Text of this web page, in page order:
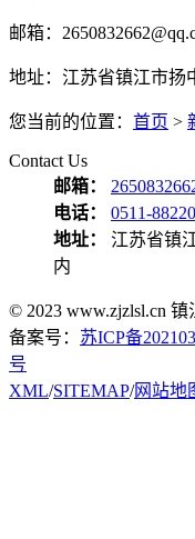
邮箱：
地址：江苏省镇江市扬
您当前的位置： 首页 >
Contact Us
邮箱：
电话：
0511-
地址：
江苏省镇
内
© 2023 www.zjzlsl.cn
备案号： 苏ICP备
号
XML/SITEMAP/网站地